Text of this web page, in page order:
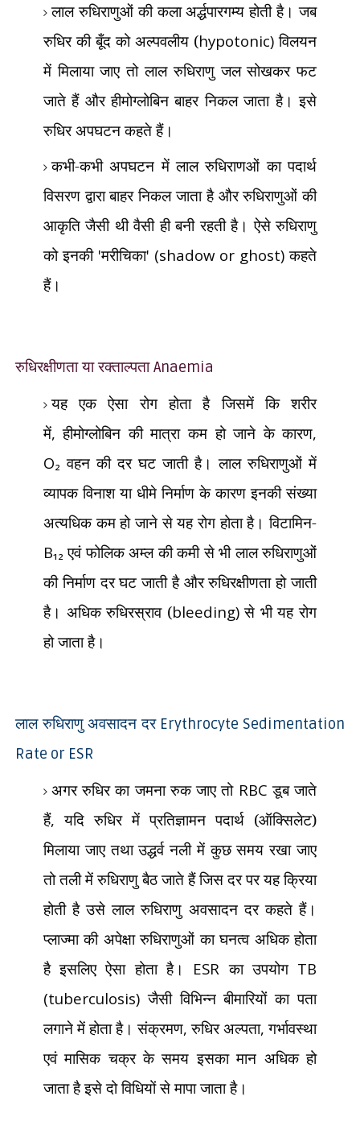
लाल रुधिराणुओं की कला अर्द्धपारगम्य होती है। जब
रुधिर की बूँद को अल्पवलीय (hypotonic)विलयन
में मिलाया जाए तो लाल रुधिराणु जल सोखकर फट
जाते हैं और हीमोग्लोबिन बाहर निकल जाता है। इसे
रुधिर अपघटन कहते हैं।
कभी-कभी अपघटन में लाल रुधिराणओं का पदार्थ
विसरण द्वारा बाहर निकल जाता है और रुधिराणुओं की
आकृति जैसी थी वैसी ही बनी रहती है। ऐसे रुधिराणु
को इनकी 'मरीचिका' (shadow or ghost)कहते
हैं।
रुधिरक्षीणता या रक्ताल्पताAnaemia
यह एक ऐसा रोग होता है जिसमें कि शरीर
में,हीमोग्लोबिन की मात्रा कम हो जाने के कारण,
O₂ वहन की दर घट जाती है। लाल रुधिराणुओं में
व्यापक विनाश या धीमे निर्माण के कारण इनकी संख्या
अत्यधिक कम हो जाने से यह रोग होता है। विटामिन-
B₁₂ एवं फोलिक अम्ल की कमी से भी लाल रुधिराणुओं
की निर्माण दर घट जाती है और रुधिरक्षीणता हो जाती
है। अधिक रुधिरस्राव (bleeding)से भी यह रोग
हो जाता है।
लाल रुधिराणु अवसादन दर Erythrocyte Sedimentation
Rate or ESR
अगर रुधिर का जमना रुक जाए तो RBCडूब जाते
हैं,यदि रुधिर में प्रतिज्ञामन पदार्थ (ऑक्सिलेट)
मिलाया जाए तथा उद्धर्व नली में कुछ समय रखा जाए
तो तली में रुधिराणु बैठ जाते हैं जिस दर पर यह क्रिया
होती है उसे लाल रुधिराणु अवसादन दर कहते हैं।
प्लाज्मा की अपेक्षा रुधिराणुओं का घनत्व अधिक होता
है इसलिए ऐसा होता है। ESRका उपयोग TB
(tuberculosis)जैसी विभिन्न बीमारियों का पता
लगाने में होता है। संक्रमण,रुधिर अल्पता,गर्भावस्था
एवं मासिक चक्र के समय इसका मान अधिक हो
जाता है इसे दो विधियों से मापा जाता है।